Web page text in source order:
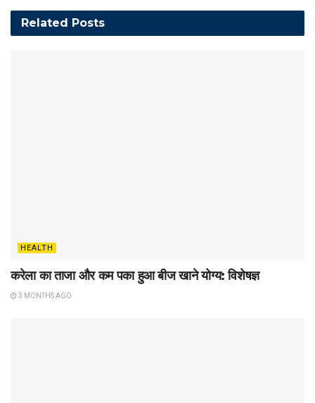
Related Posts
HEALTH
करेला का ताजा और कम पका हुआ बीज खाने योग्य: विशेषज्ञ
3 MONTHS AGO